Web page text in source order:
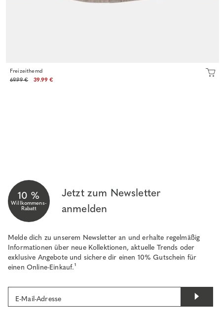
Freizeithemd
69.99 €
39.99 €
10 %
Willkommens-
Rabatt
Jetzt zum Newsletter
anmelden
Melde dich zu unserem Newsletter an und erhalte regelmäßig
Informationen über neue Kollektionen, aktuelle Trends oder
exklusive Angebote und sichere dir einen 10% Gutschein für
einen Online-Einkauf.¹
E-Mail-Adresse